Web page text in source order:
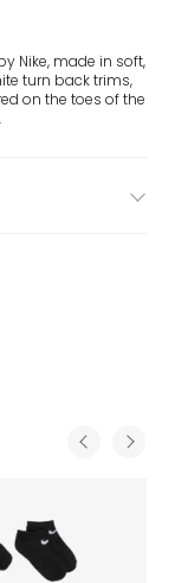
Nike, made in soft,
turn back trims,
on the toes of the